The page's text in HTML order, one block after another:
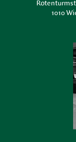
1010